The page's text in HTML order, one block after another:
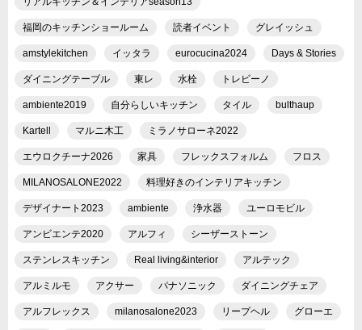
福岡のキッチンショールーム 読者イベント グレイッシュ
amstylekitchen イッタラ eurocucina2024 Days & Stories
ダイニングテーブル 東レ 水栓 トレビーノ
ambiente2019 自分らしいキッチン タイル bulthaup
Kartell マルニ木工 ミラノサローネ2022
エウロクチーナ2026 家具 フレックスフォルム フロス
MILANOSALONE2022 料理好きのインテリアキッチン
デザイナート2023 ambiente 浄水器 ユーロモビル
アンビエンテ2020 アルフィ シーザーストーン
ステンレスキッチン Real living&interior アルテック
アルミルモ アクサー パナソニック ダイニングチェア
アルフレックス milanosalone2023 リープヘル グローエ